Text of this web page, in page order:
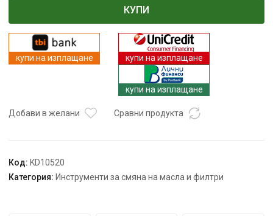
събиране
на
масло
литра
КУПИ
купи на изплащане купи на изплащане
купи на изплащане
Добави в желани Сравни продукта
Код: KD10520
Категория: Инструменти за смяна на масла и филтри